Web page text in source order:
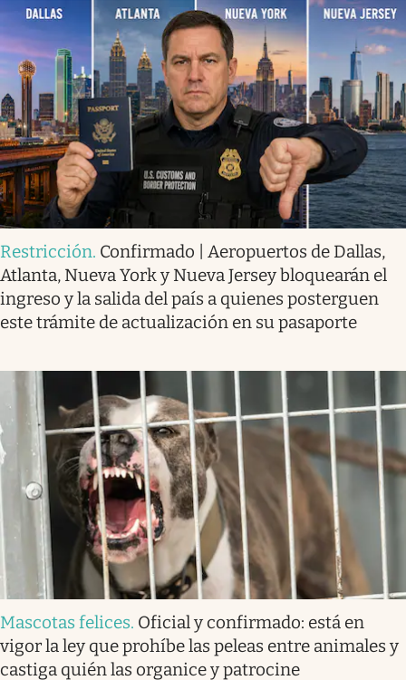
Restricción. Confirmado | Aeropuertos de Dallas,
Atlanta, Nueva York y Nueva Jersey bloquearán el
ingreso y la salida del país a quienes posterguen
este trámite de actualización en su pasaporte
Mascotas felices. Oficial y confirmado: está en
vigor la ley que prohíbe las peleas entre animales y
castiga quién las organice y patrocine